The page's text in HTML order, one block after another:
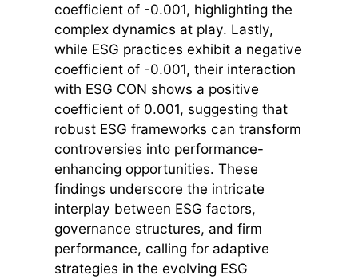
coefficient of -0.001, highlighting the
complex dynamics at play. Lastly,
while ESG practices exhibit a negative
coefficient of -0.001, their interaction
with ESG CON shows a positive
coefficient of 0.001, suggesting that
robust ESG frameworks can transform
controversies into performance-
enhancing opportunities. These
findings underscore the intricate
interplay between ESG factors,
governance structures, and firm
performance, calling for adaptive
strategies in the evolving ESG